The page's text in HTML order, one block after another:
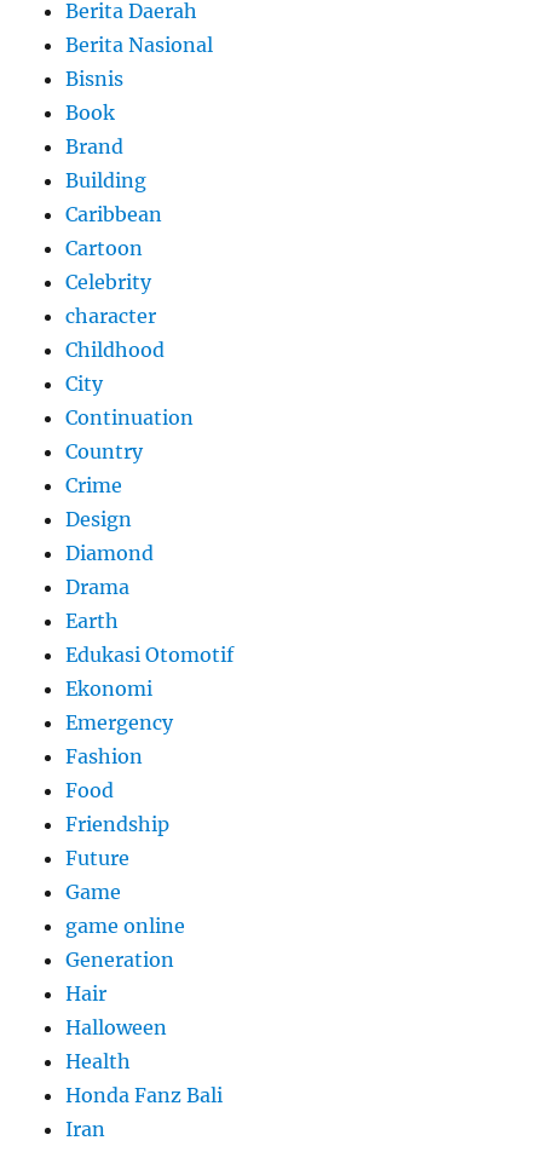
Berita Daerah
Berita Nasional
Bisnis
Book
Brand
Building
Caribbean
Cartoon
Celebrity
character
Childhood
City
Continuation
Country
Crime
Design
Diamond
Drama
Earth
Edukasi Otomotif
Ekonomi
Emergency
Fashion
Food
Friendship
Future
Game
game online
Generation
Hair
Halloween
Health
Honda Fanz Bali
Iran